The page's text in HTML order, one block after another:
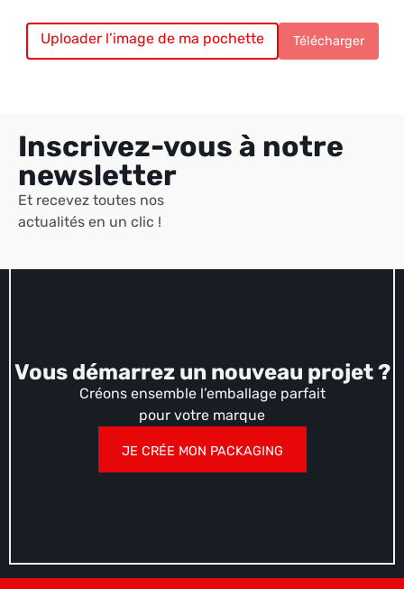
Chargement du vinyle…
Uploader l’image de ma pochette Télécharger
Inscrivez-vous à notre
newsletter
Et recevez toutes nos
actualités en un clic !
Vous démarrez un nouveau projet ?
Créons ensemble l’emballage parfait
pour votre marque
JE CRÉE MON PACKAGING